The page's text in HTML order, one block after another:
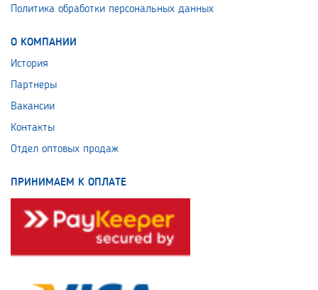
Политика обработки персональных данных
О КОМПАНИИ
История
Партнеры
Вакансии
Контакты
Отдел оптовых продаж
ПРИНИМАЕМ К ОПЛАТЕ